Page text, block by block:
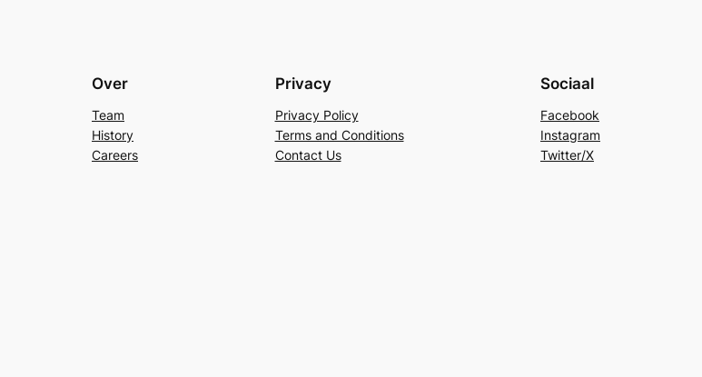
Over
Team
History
Careers
Privacy
Privacy Policy
Terms and Conditions
Contact Us
Sociaal
Facebook
Instagram
Twitter/X